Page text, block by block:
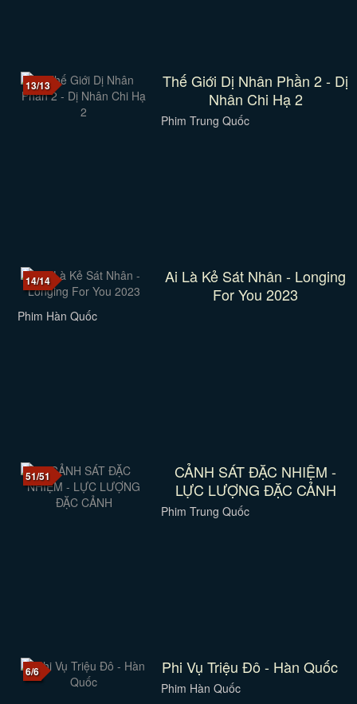
13/13
Thế Giới Dị Nhân Phần 2 - Dị
Nhân Chi Hạ 2
Phim Trung Quốc
14/14
Ai Là Kẻ Sát Nhân - Longing
For You 2023
Phim Hàn Quốc
51/51
CẢNH SÁT ĐẶC NHIỆM -
LỰC LƯỢNG ĐẶC CẢNH
Phim Trung Quốc
6/6 Phi Vụ Triệu Đô - Hàn Quốc
Phim Hàn Quốc